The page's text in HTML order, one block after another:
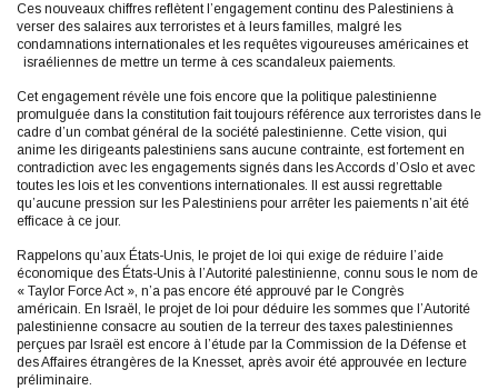
Ces nouveaux chiffres reflètent l’engagement continu des Palestiniens à
verser des salaires aux terroristes et à leurs familles, malgré les
condamnations internationales et les requêtes vigoureuses américaines et
israéliennes de mettre un terme à ces scandaleux paiements.
Cet engagement révèle une fois encore que la politique palestinienne
promulguée dans la constitution fait toujours référence aux terroristes dans le
cadre d’un combat général de la société palestinienne. Cette vision, qui
anime les dirigeants palestiniens sans aucune contrainte, est fortement en
contradiction avec les engagements signés dans les Accords d’Oslo et avec
toutes les lois et les conventions internationales. Il est aussi regrettable
qu’aucune pression sur les Palestiniens pour arrêter les paiements n’ait été
efficace à ce jour.
Rappelons qu’aux États-Unis, le projet de loi qui exige de réduire l’aide
économique des États-Unis à l’Autorité palestinienne, connu sous le nom de
« Taylor Force Act », n’a pas encore été approuvé par le Congrès
américain. En Israël, le projet de loi pour déduire les sommes que l’Autorité
palestinienne consacre au soutien de la terreur des taxes palestiniennes
perçues par Israël est encore à l’étude par la Commission de la Défense et
des Affaires étrangères de la Knesset, après avoir été approuvée en lecture
préliminaire.